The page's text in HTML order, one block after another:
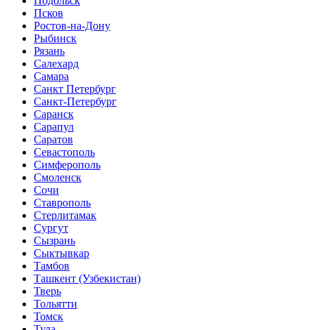
Псков
Ростов-на-Дону
Рыбинск
Рязань
Салехард
Самара
Санкт Петербург
Санкт-Петербург
Саранск
Сарапул
Саратов
Севастополь
Симферополь
Смоленск
Сочи
Ставрополь
Стерлитамак
Сургут
Сызрань
Сыктывкар
Тамбов
Ташкент (Узбекистан)
Тверь
Тольятти
Томск